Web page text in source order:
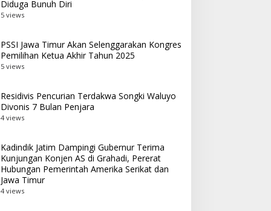
Diduga Bunuh Diri
5 views
PSSI Jawa Timur Akan Selenggarakan Kongres
Pemilihan Ketua Akhir Tahun 2025
5 views
Residivis Pencurian Terdakwa Songki Waluyo
Divonis 7 Bulan Penjara
4 views
Kadindik Jatim Dampingi Gubernur Terima
Kunjungan Konjen AS di Grahadi, Pererat
Hubungan Pemerintah Amerika Serikat dan
Jawa Timur
4 views